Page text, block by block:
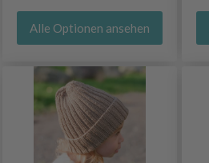
Alle Optionen ansehen